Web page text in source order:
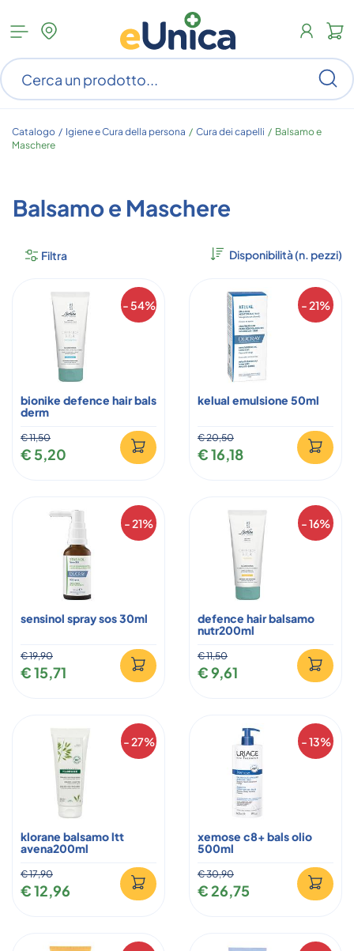
Apri
menu
categorie
Catalogo / Igiene e Cura della persona / Cura dei capelli / Balsamo e
Maschere
Balsamo e Maschere
Filtra
- 54%
bionike defence hair bals
derm
€ 11,50
€ 5,20
- 21%
kelual emulsione 50ml
€ 20,50
€ 16,18
- 21%
sensinol spray sos 30ml
€ 19,90
€ 15,71
- 16%
defence hair balsamo
nutr200ml
€ 11,50
€ 9,61
- 27%
klorane balsamo ltt
avena200ml
€ 17,90
€ 12,96
- 13%
xemose c8+ bals olio
500ml
€ 30,90
€ 26,75